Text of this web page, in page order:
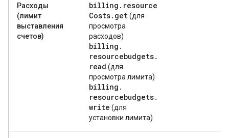
Расходы
(лимит
выставления
счетов)
billing . resource
Costs. get(для
просмотра
расходов)
billing .
resourcebudgets.
read (для
просмотра лимита)
billing .
resourcebudgets.
write (для
установки лимита)